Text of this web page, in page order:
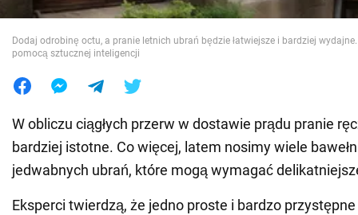
Jedzenie
Dodaj odrobinę octu, a pranie letnich ubrań będzie łatwiejsze i bardziej
pomocą sztucznej inteligencji
W obliczu ciągłych przerw w dostawie prądu pranie
bardziej istotne. Co więcej, latem nosimy wiele
jedwabnych ubrań, które mogą wymagać
Eksperci twierdzą, że jedno proste i bardzo